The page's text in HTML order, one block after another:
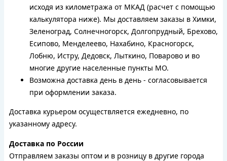
исходя из километража от МКАД (расчет с помощью
калькулятора ниже). Мы доставляем заказы в Химки,
Зеленоград, Солнечногорск, Долгопрудный, Брехово,
Есипово, Менделеево, Нахабино, Красногорск,
Лобню, Истру, Дедовск, Лыткино, Поварово и во
многие другие населенные пункты МО.
Возможна доставка день в день - согласовывается
при оформлении заказа.
Доставка курьером осуществляется ежедневно, по
указанному адресу.
Доставка по России
Отправляем заказы оптом и в розницу в другие города